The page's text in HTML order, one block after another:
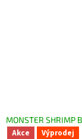
MONSTER SHRIMP
Akce Výprodej